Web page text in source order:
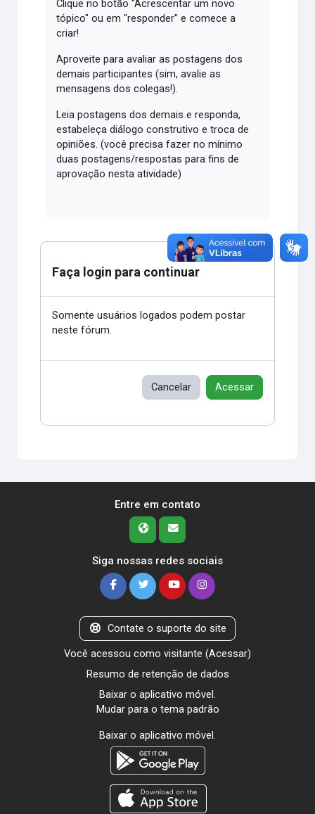
Clique no botão "Acrescentar um novo
tópico" ou em "responder" e comece a
criar!
Aproveite para avaliar as postagens dos
demais participantes (sim, avalie as
mensagens dos colegas!).
Leia postagens dos demais e responda,
estabeleça diálogo construtivo e troca de
opiniões. (você precisa fazer no mínimo
duas postagens/respostas para fins de
aprovação nesta atividade)
Faça login para continuar
Somente usuários logados podem postar
neste fórum.
Cancelar Acessar
Entre em contato
Siga nossas redes sociais
Contate o suporte do site
Você acessou como visitante (Acessar)
Resumo de retenção de dados
Baixar o aplicativo móvel.
Mudar para o tema padrão
Baixar o aplicativo móvel.